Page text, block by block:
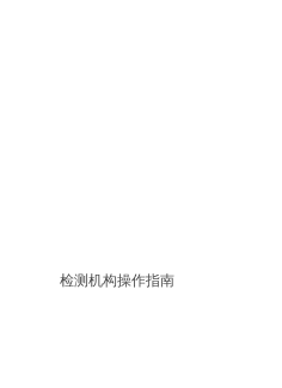
检测机构操作指南